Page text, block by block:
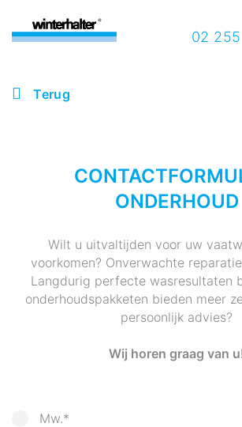
02 255
Terug
ONDERHOUD
Wilt u uitvaltijden voor uw
voorkomen? Onverwachte
Langdurig perfecte wasresultaten
onderhoudspakketen bieden meer
persoonlijk advies?
Wij horen graag van
Mw.*